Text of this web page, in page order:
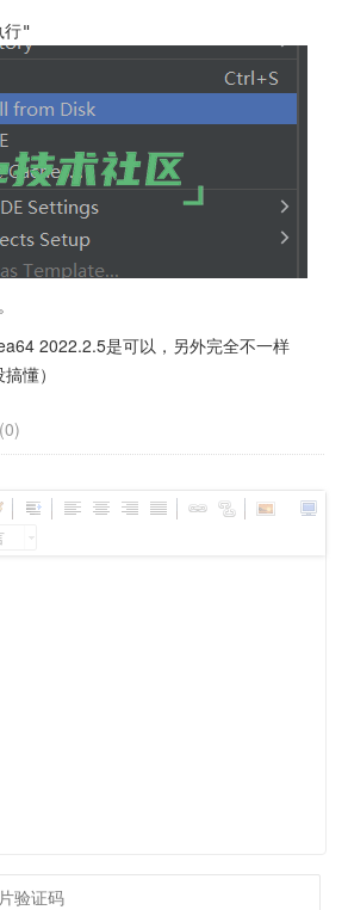
行"
2022.2.5是可以 ，另外完全不一样
懂）